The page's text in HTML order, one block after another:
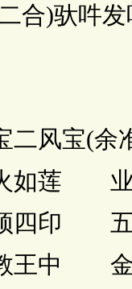
合)驮吽
宝(余
莲 业
印 五
中 金